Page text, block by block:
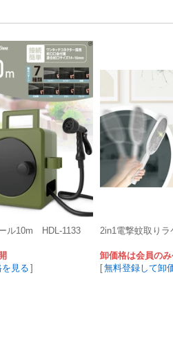
ル10m HDL-1133
見る ]
2in1電撃蚊取り
卸価格は会員の
[無料登録して卸